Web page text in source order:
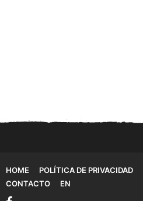
HOME POLÍTICA DE PRIVACIDAD
CONTACTO
EN